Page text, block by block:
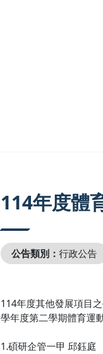
114年度體
公告類別： 行政公告
114年度其他發展項目
學年度第二學期體育運
1.碩研企管一甲 邱鈺庭